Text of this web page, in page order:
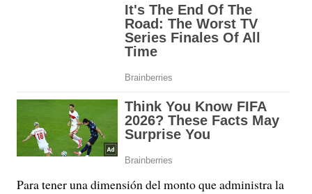
Para tener una dimensión del monto que administra la